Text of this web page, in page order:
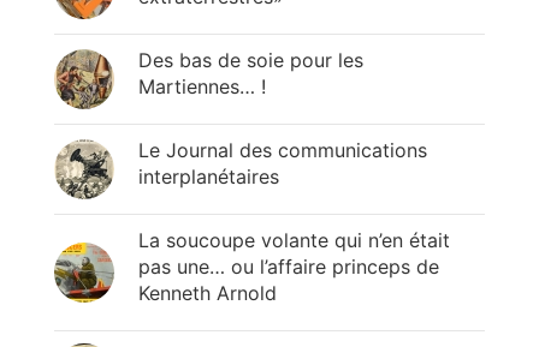
Des bas de soie pour les
Martiennes… !
Le Journal des communications
interplanétaires
La soucoupe volante qui n’en était
pas une… ou l’affaire princeps de
Kenneth Arnold